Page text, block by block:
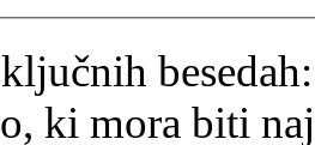
besedah:
ki mora biti